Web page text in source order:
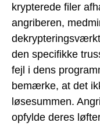
krypterede filer
angriberen,
den specifikke
fejl i dens
bemærke, at det
løsesummen.
opfylde deres